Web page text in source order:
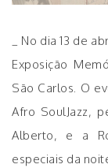
No dia 13 de
Exposição
São Carlos. O
Afro SoulJazz,
Alberto, e a
especiais da